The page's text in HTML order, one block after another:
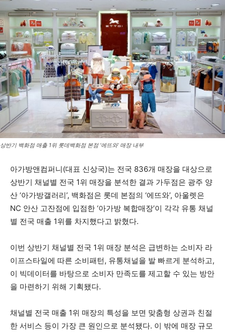
상반기 백화점 매출 1위 롯데백화점 본점 ‘에뜨와’ 매장 내부
아가방앤컴퍼니(대표 신상국)는 전국 836개 매장을 대상으로
상반기 채널별 전국 1위 매장을 분석한 결과 가두점은 광주 양
산 ‘아가방갤러리’, 백화점은 롯데 본점의 ‘에뜨와’, 아울렛은
NC 안산 고잔점에 입점한 ‘아가방 복합매장’이 각각 유통 채널
별 전국 매출 1위를 차지했다고 밝혔다.
이번 상반기 채널별 전국 1위 매장 분석은 급변하는 소비자 라
이프스타일에 따른 소비패턴, 유통채널을 발 빠르게 분석하고,
이 빅데이터를 바탕으로 소비자 만족도를 제고할 수 있는 방안
을 마련하기 위해 기획됐다.
채널별 전국 매출 1위 매장의 특성을 보면 맞춤형 상권과 친절
한 서비스 등이 가장 큰 원인으로 분석됐다. 이 밖에 매장 규모